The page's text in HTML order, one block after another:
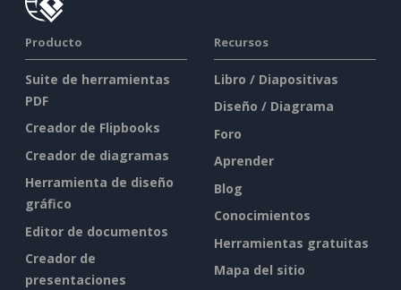
Producto
Suite de herramientas
PDF
Creador de Flipbooks
Creador de diagramas
Herramienta de diseño
gráfico
Editor de documentos
Creador de
presentaciones
Recursos
Libro / Diapositivas
Diseño / Diagrama
Foro
Aprender
Blog
Conocimientos
Herramientas gratuitas
Mapa del sitio